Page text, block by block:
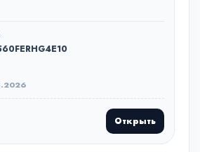
Открыть